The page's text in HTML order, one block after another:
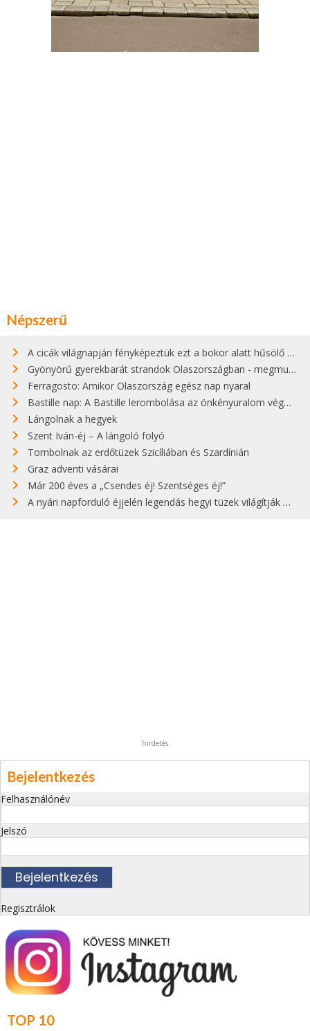
Népszerű
A cicák világnapján fényképeztük ezt a bokor alatt hűsölő cicát Kisorosziban
Gyönyörű gyerekbarát strandok Olaszországban - megmutatjuk a 15 legjobbat
Ferragosto: Amikor Olaszország egész nap nyaral
Bastille nap: A Bastille lerombolása az önkényuralom végét jelentette
Lángolnak a hegyek
Szent Iván-éj – A lángoló folyó
Tombolnak az erdőtüzek Szicíliában és Szardínián
Graz adventi vásárai
Már 200 éves a „Csendes éj! Szentséges éj!”
A nyári napforduló éjjelén legendás hegyi tüzek világítják meg Zugspitzét
hirdetés
Bejelentkezés
Felhasználónév
Jelszó
Regisztrálok
TOP 10